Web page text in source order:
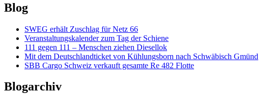
Blog
SWEG erhält Zuschlag für Netz 66
Veranstaltungskalender zum Tag der Schiene
111 gegen 111 – Menschen ziehen Diesellok
Mit dem Deutschlandticket von Kühlungsborn nach Schwäbisch Gmünd
SBB Cargo Schweiz verkauft gesamte Re 482 Flotte
Blogarchiv